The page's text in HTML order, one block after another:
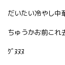
だいたい冷やし中
ちゅうかお前これ
ｸﾞﾇﾇﾇ